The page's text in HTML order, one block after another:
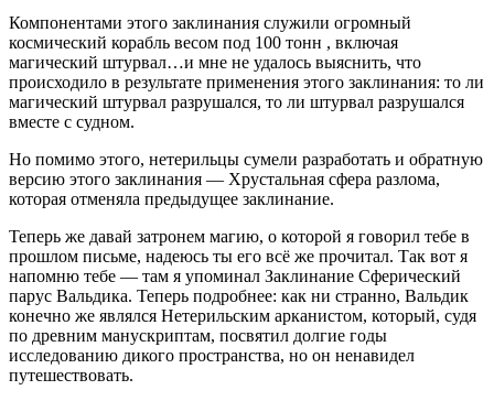
Компонентами этого заклинания служили огромный
космический корабль весом под 100 тонн , включая
магический штурвал…и мне не удалось выяснить, что
происходило в результате применения этого заклинания: то ли
магический штурвал разрушался, то ли штурвал разрушался
вместе с судном.
Но помимо этого, нетерильцы сумели разработать и обратную
версию этого заклинания — Хрустальная сфера разлома,
которая отменяла предыдущее заклинание.
Теперь же давай затронем магию, о которой я говорил тебе в
прошлом письме, надеюсь ты его всё же прочитал. Так вот я
напомню тебе — там я упоминал Заклинание Сферический
парус Вальдика. Теперь подробнее: как ни странно, Вальдик
конечно же являлся Нетерильским арканистом, который, судя
по древним манускриптам, посвятил долгие годы
исследованию дикого пространства, но он ненавидел
путешествовать.